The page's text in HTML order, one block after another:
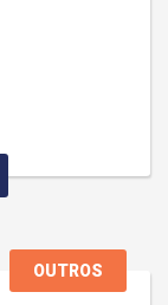
OUTROS